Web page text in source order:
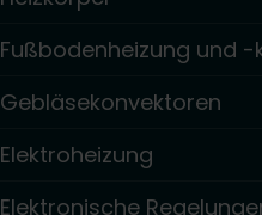
Fußbodenheizung und -
Gebläsekonvektoren
Elektroheizung
Elektronische